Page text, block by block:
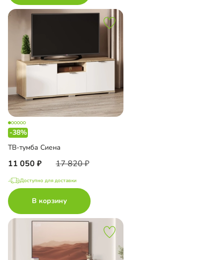
-38%
ТВ-тумба Сиена
11 050 17 820
Доступно для доставки
В корзину